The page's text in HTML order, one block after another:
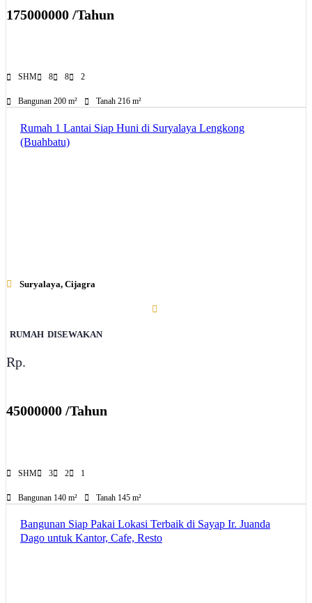
175000000 /Tahun
SHM 8 8 2
Bangunan 200 m² Tanah 216 m²
Rumah 1 Lantai Siap Huni di Suryalaya Lengkong
(Buahbatu)
Suryalaya, Cijagra
RUMAH DISEWAKAN
Rp.
45000000 /Tahun
SHM 3 2 1
Bangunan 140 m² Tanah 145 m²
Bangunan Siap Pakai Lokasi Terbaik di Sayap Ir. Juanda
Dago untuk Kantor, Cafe, Resto